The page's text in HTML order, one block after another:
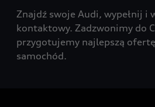
Znajdź swoje Audi, wypełnij i
kontaktowy. Zadzwonimy do
przygotujemy najlepszą
samochód.